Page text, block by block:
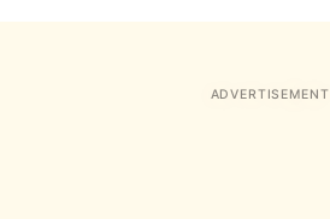
ADVERTISEMENT